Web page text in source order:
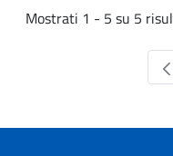
Mostrati 1 - 5 su 5